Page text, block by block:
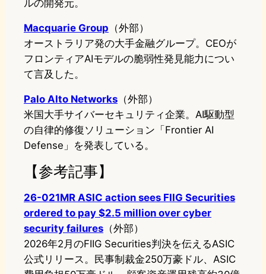
ルの開発元。
Macquarie Group （外部）
オーストラリア発の大手金融グループ。CEOが
フロンティアAIモデルの脆弱性発見能力につい
て言及した。
Palo Alto Networks （外部）
米国大手サイバーセキュリティ企業。AI駆動型
の自律的修復ソリューション「Frontier AI
Defense」を発表している。
【参考記事】
26-021MR ASIC action sees FIIG Securities
ordered to pay $2.5 million over cyber
security failures （外部）
2026年2月のFIIG Securities判決を伝えるASIC
公式リリース。民事制裁金250万豪ドル、ASIC